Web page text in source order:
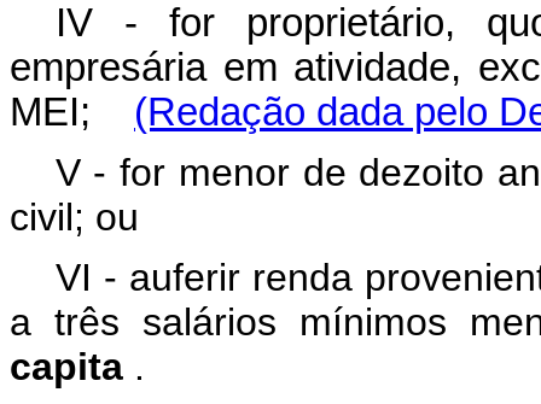
IV - for proprietário,
empresária em atividade,
MEI; (Redação dada pelo
V - for menor de dezoito
civil; ou
VI - auferir renda
a três salários mínimos
capita .